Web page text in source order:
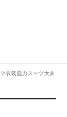
衣装協力スーツ大き